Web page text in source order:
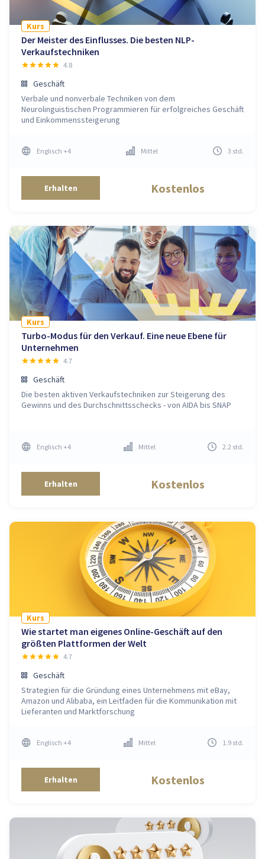
Kurs
Der Meister des Einflusses. Die besten NLP-
Verkaufstechniken
4.8
Geschäft
Verbale und nonverbale Techniken von dem
Neurolinguistischen Programmieren für erfolgreiches Geschäft
und Einkommenssteigerung
Englisch +4 Mittel 3 std.
Erhalten Kostenlos
Kurs
Turbo-Modus für den Verkauf. Eine neue Ebene für
Unternehmen
4.7
Geschäft
Die besten aktiven Verkaufstechniken zur Steigerung des
Gewinns und des Durchschnittsschecks - von AIDA bis SNAP
Englisch +4 Mittel 2.2 std.
Erhalten Kostenlos
Kurs
Wie startet man eigenes Online-Geschäft auf den
größten Plattformen der Welt
4.7
Geschäft
Strategien für die Gründung eines Unternehmens mit eBay,
Amazon und Alibaba, ein Leitfaden für die Kommunikation mit
Lieferanten und Marktforschung
Englisch +4 Mittel 1.9 std.
Erhalten Kostenlos